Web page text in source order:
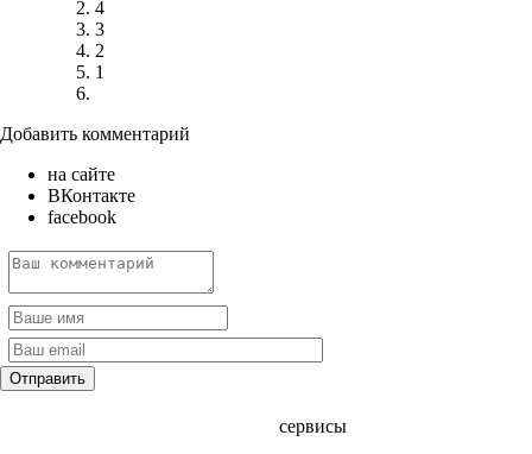
4
3
2
1
Добавить комментарий
на сайте
ВКонтакте
facebook
сервисы